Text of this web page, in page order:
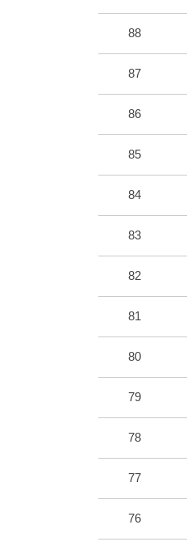
88
87
86
85
84
83
82
81
80
79
78
77
76